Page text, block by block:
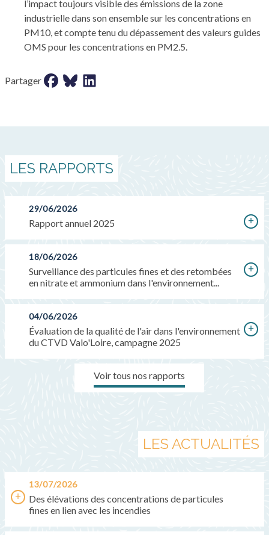
l’impact toujours visible des émissions de la zone
industrielle dans son ensemble sur les concentrations en
PM10, et compte tenu du dépassement des valeurs guides
OMS pour les concentrations en PM2.5.
Partager Partager sur facebook
Partager sur bluesky
Partager sur LinkedIn
LES RAPPORTS
29/06/2026
Rapport annuel 2025
18/06/2026
Surveillance des particules fines et des retombées
en nitrate et ammonium dans l'environnement...
04/06/2026
Évaluation de la qualité de l'air dans l'environnement
du CTVD Valo'Loire, campagne 2025
Voir tous nos rapports
LES ACTUALITÉS
13/07/2026
Des élévations des concentrations de particules
fines en lien avec les incendies